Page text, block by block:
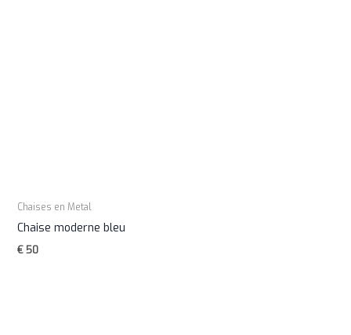
Chaises en Metal
Chaise moderne bleu
€50